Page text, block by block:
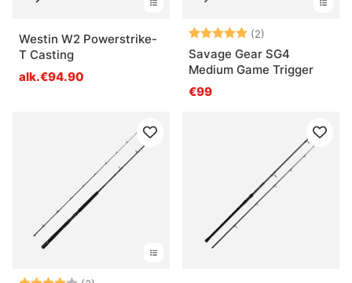
Westin W2 Powerstrike-
T Casting
alk.€94.90
Arvio: (2)
Savage Gear SG4
Medium Game Trigger
€99